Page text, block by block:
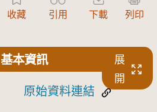
收藏 引用 下載 列印
基本資訊
展
開
原始資料連結